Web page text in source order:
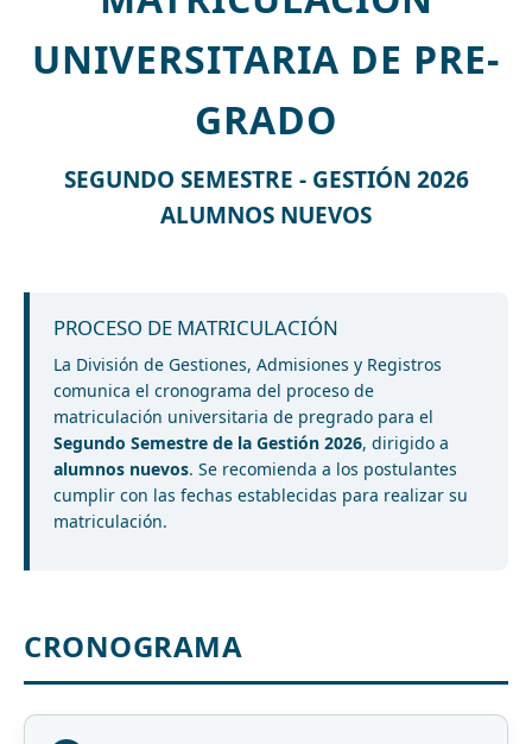
UNIVERSITARIA DE PRE-
GRADO
SEGUNDO SEMESTRE - GESTIÓN 2026
ALUMNOS NUEVOS
PROCESO DE MATRICULACIÓN
La División de Gestiones, Admisiones y Registros
comunica el cronograma del proceso de
matriculación universitaria de pregrado para el
Segundo Semestre de la Gestión 2026, dirigido a
alumnos nuevos. Se recomienda a los postulantes
cumplir con las fechas establecidas para realizar su
matriculación.
CRONOGRAMA